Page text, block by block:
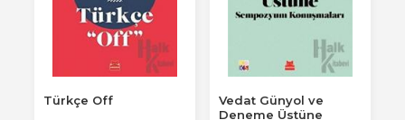
Türkçe Off
Vedat Günyol ve
Deneme Üstüne